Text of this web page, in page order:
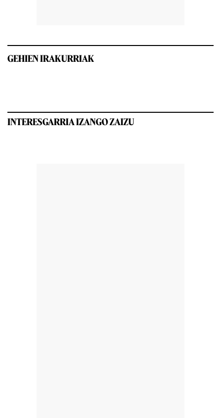
GEHIEN IRAKURRIAK
INTERESGARRIA IZANGO ZAIZU